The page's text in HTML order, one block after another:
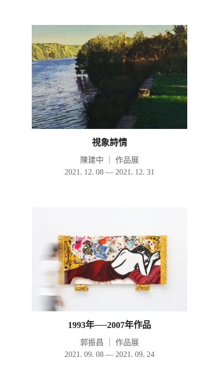
視象詩情
陳建中
作品展
2021. 12. 08 — 2021. 12. 31
1993年──2007年作品
郭振昌
作品展
2021. 09. 08 — 2021. 09. 24